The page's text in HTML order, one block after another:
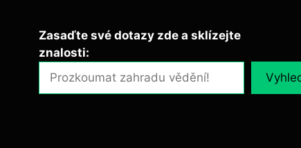
Zasaďte své dotazy zde a sklízejte
znalosti: